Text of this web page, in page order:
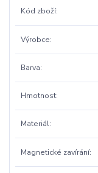
Kód zboží
Výrobce
Barva
Hmotnost
Materiál
Magnetické zavírání